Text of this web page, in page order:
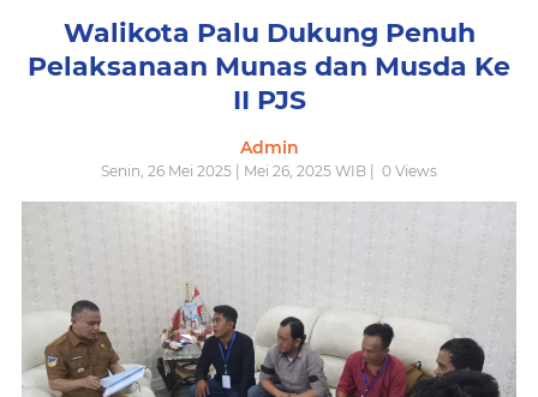
Walikota Palu Dukung Penuh
Pelaksanaan Munas dan Musda Ke
II PJS
Admin
Senin, 26 Mei 2025 | Mei 26, 2025 WIB | 0 Views